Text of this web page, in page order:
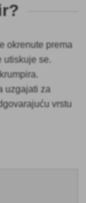
okrenute prema
utiskuje se.
uzgajati za
vrstu